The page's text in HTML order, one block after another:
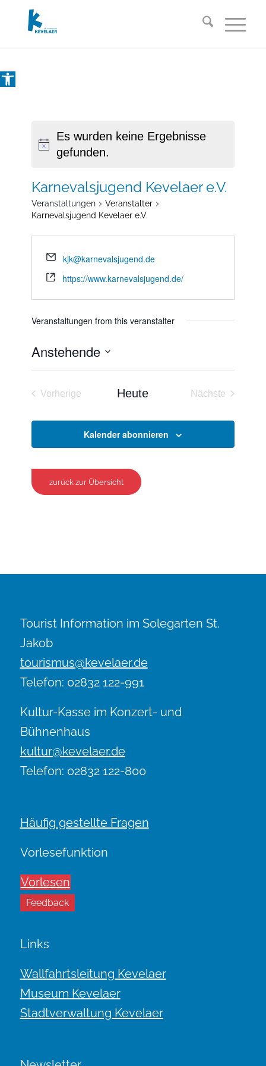
Open toolbar
Es wurden keine Ergebnisse
gefunden.
Karnevalsjugend Kevelaer e.V.
Veranstaltungen
Veranstalter
Karnevalsjugend Kevelaer e.V.
kjk@karnevalsjugend.de
https://www.karnevalsjugend.de/
Veranstaltungen from this veranstalter
Anstehende
Datum
wählen.
Vorherige
Heute
Nächste
Kalender abonnieren
zurück zur Übersicht
Tourist Information im Solegarten St.
Jakob
tourismus@kevelaer.de
Telefon: 02832 122-991
Kultur-Kasse im Konzert- und
Bühnenhaus
kultur@kevelaer.de
Telefon: 02832 122-800
Häufig gestellte Fragen
Vorlesefunktion
Vorlesen
Feedback
Links
Wallfahrtsleitung Kevelaer
Museum Kevelaer
Stadtverwaltung Kevelaer